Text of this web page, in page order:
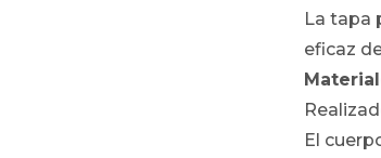
La tapa
eficaz
El